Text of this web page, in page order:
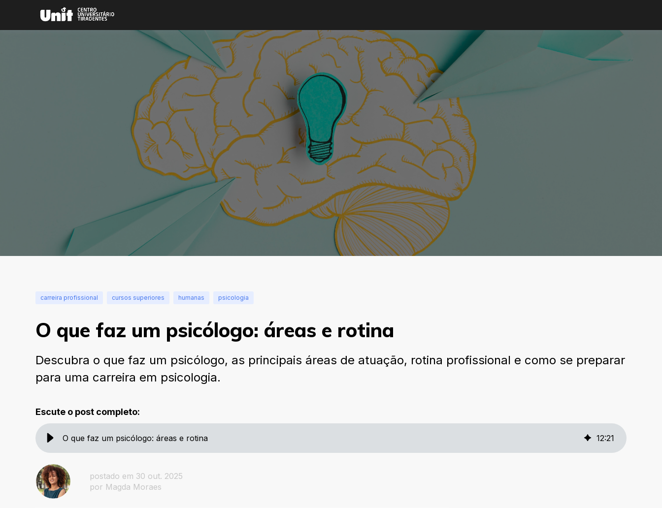
carreira profissional cursos superiores humanas psicologia
O que faz um psicólogo: áreas e rotina
Descubra o que faz um psicólogo, as principais áreas de atuação, rotina profissional e como se preparar
para uma carreira em psicologia.
Escute o post completo:
O que faz um psicólogo: áreas e rotina 12:21
postado em 30 out. 2025
por Magda Moraes